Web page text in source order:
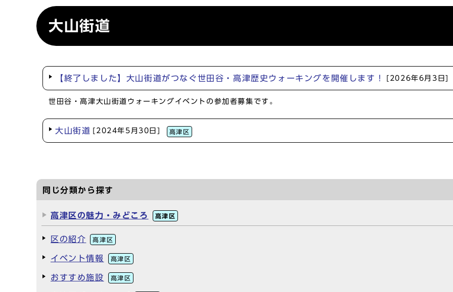
大山街道
【終了しました】大山街道がつなぐ世田谷・高津歴史ウォーキングを開催します！ [2026年6月3日]
世田谷・高津大山街道ウォーキングイベントの参加者募集です。
大山街道 [2024年5月30日] 高津区
同じ分類から探す
高津区の魅力・みどころ 高津区
区の紹介 高津区
イベント情報 高津区
おすすめ施設 高津区